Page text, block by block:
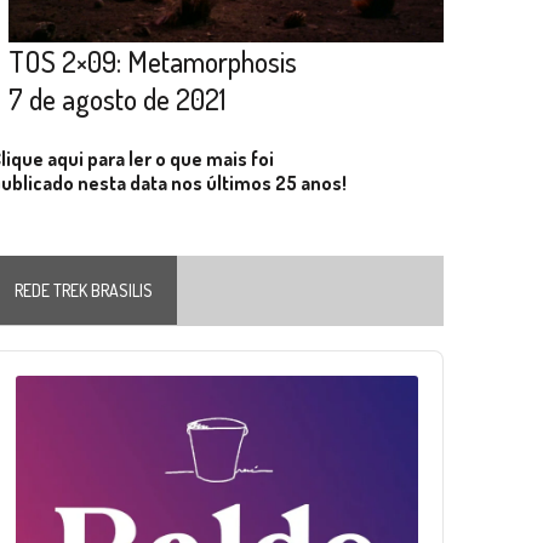
TOS 2×09: Metamorphosis
7 de agosto de 2021
aqui para ler o que mais foi
nesta data nos últimos 25 anos!
REDE TREK BRASILIS
Player